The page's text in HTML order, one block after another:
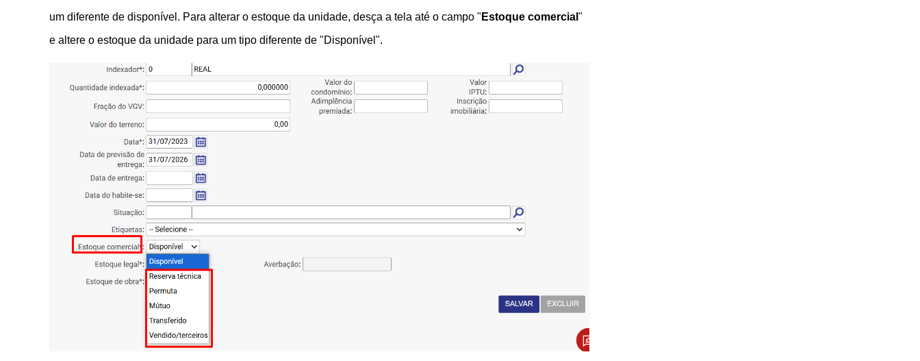
um diferente de disponível. Para alterar o estoque da unidade, desça a tela até o campo " Estoque comercial "
e altere o estoque da unidade para um tipo diferente de "Disponível".